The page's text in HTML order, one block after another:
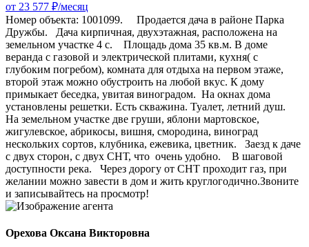
от 23 577 ₽/месяц
Номер объекта: 1001099. Продается дача в районе Парка
Дружбы. Дача кирпичная, двухэтажная, расположена на
земельном участке 4 с. Площадь дома 35 кв.м. В доме
веранда с газовой и электрической плитами, кухня( с
глубоким погребом), комната для отдыха на первом этаже,
второй этаж можно обустроить на любой вкус. К дому
примыкает беседка, увитая виноградом. На окнах дома
установлены решетки. Есть скважина. Туалет, летний душ.
На земельном участке две груши, яблони мартовское,
жигулевское, абрикосы, вишня, смородина, виноград
нескольких сортов, клубника, ежевика, цветник. Заезд к даче
с двух сторон, с двух СНТ, что очень удобно. В шаговой
доступности река. Через дорогу от СНТ проходит газ, при
желании можно завести в дом и жить круглогодично. ​​​​​​​Звоните
и записывайтесь на просмотр!
Орехова Оксана Викторовна